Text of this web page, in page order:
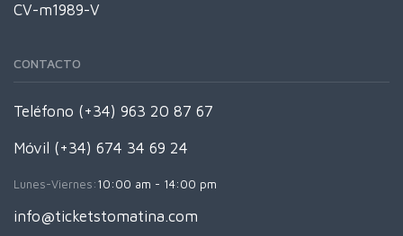
CV-m1989-V
CONTACTO
Teléfono (+34) 963 20 87 67
Móvil (+34) 674 34 69 24
Lunes-Viernes:10:00 am - 14:00 pm
info@ticketstomatina.com